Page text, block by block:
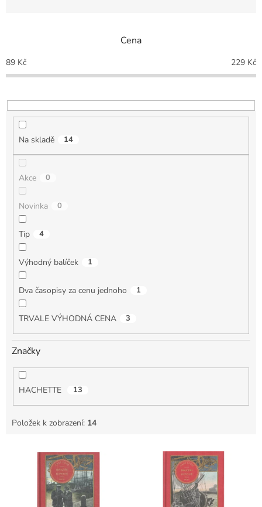
p
r
o
u
Cena
89 Kč 229 Kč
Na skladě 14
Akce 0
Novinka 0
Tip 4
Výhodný balíček 1
Dva časopisy za cenu jednoho 1
TRVALE VÝHODNÁ CENA 3
Značky
HACHETTE 13
Položek k zobrazení: 14